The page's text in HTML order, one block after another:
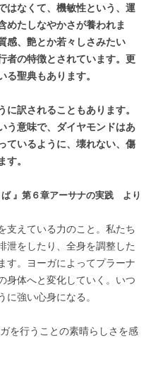
はなくて、機敏性という、運
めたしなやかさが養われま
感、艶とか若々しさみたい
者の特徴とされています。更
聖典もあります。
訳されることもあります。
う意味で、ダイヤモンドはあ
ているように、壊れない、傷
。
ば 』第６章アーサナの実践 より
支えている力のこと。私たち
泄をしたり、全身を調整した
。 ヨーガによってプラーナ
身体へと変化していく。いつ
強い心身になる。
を行うことの素晴らしさを感